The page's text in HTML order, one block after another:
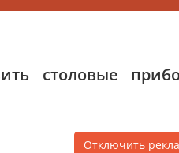
столовые
Отключить